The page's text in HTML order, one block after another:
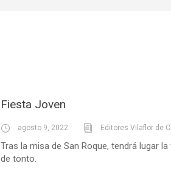
Fiesta Joven
agosto 9, 2022 Editores Vilaflor de
Tras la misa de San Roque, tendrá lugar
de tonto.